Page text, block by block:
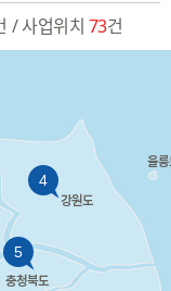
/사업위치 73건
4
5